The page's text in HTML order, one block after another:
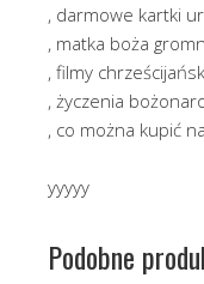
, darmowe kartki
, matka boża
, filmy
, życzenia
, co można kupić
yyyyy
Podobne